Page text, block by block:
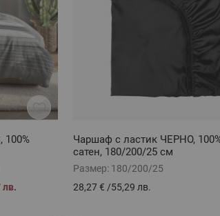
лв.
Чаршаф с ластик ЧЕРНО,
сатен, 180/200/25 см
Размер: 180/200/25
28,27 € /55,29 лв.